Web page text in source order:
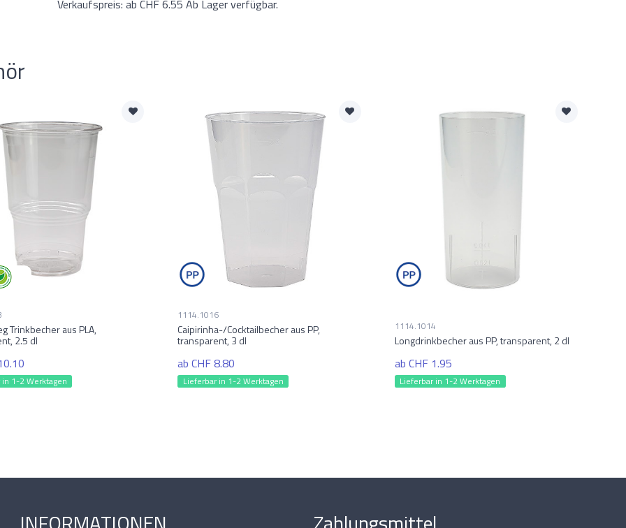
Verkaufspreis: ab CHF 6.55 Ab Lager verfügbar.
Trinkbecher aus PLA,
2.5 dl
1-2 Werktagen
1114.1016
Caipirinha-/Cocktailbecher aus PP,
transparent, 3 dl
ab CHF 8.80
Lieferbar in 1-2 Werktagen
1114.1014
Longdrinkbecher aus PP, transparent, 2 dl
ab CHF 1.95
Lieferbar in 1-2 Werktagen